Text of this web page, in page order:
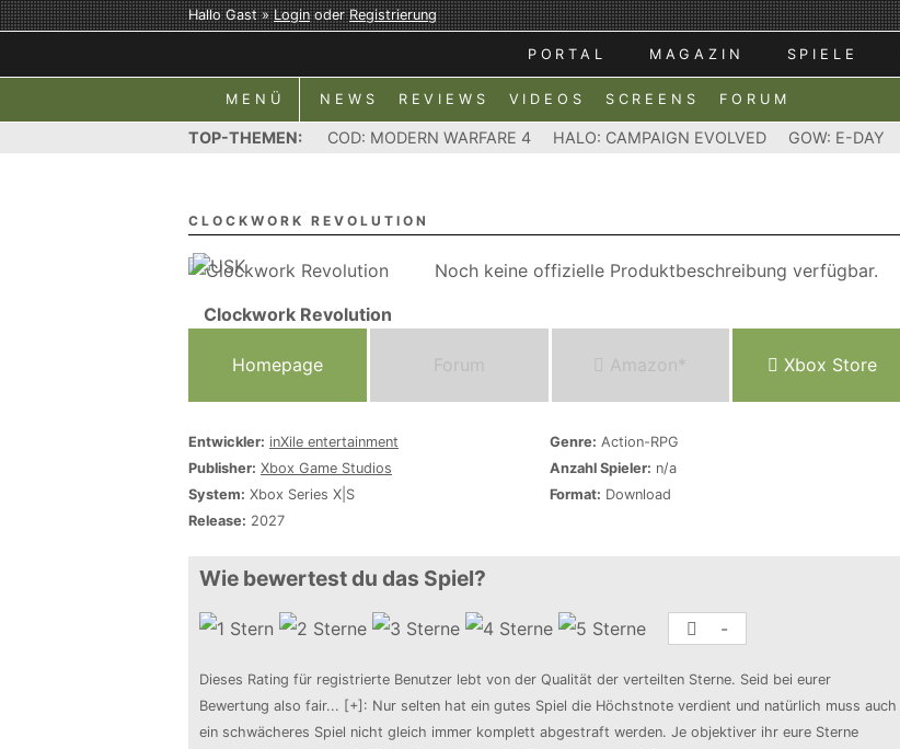
Hallo Gast »LoginoderRegistrierung
PORTAL MAGAZIN SPIELE
MENÜ NEWS REVIEWS VIDEOS SCREENS FORUM
TOP-THEMEN: COD: MODERN WARFARE 4 HALO: CAMPAIGN EVOLVED GOW: E-DAY
CLOCKWORK REVOLUTION
Clockwork Revolution
Noch keine offizielle Produktbeschreibung verfügbar.
Homepage Forum Amazon* Xbox Store
Entwickler: inXile entertainment
Publisher: Xbox Game Studios
System: Xbox Series X|S
Genre: Action-RPG
Anzahl Spieler: n/a
Format: Download
Release: 2027
Wie bewertest du das Spiel?
-
Dieses Rating für registrierte Benutzer lebt von der Qualität der verteilten Sterne. Seid bei eurer
Bewertung also fair... [+] : Nur selten hat ein gutes Spiel die Höchstnote verdient und natürlich muss auch
ein schwächeres Spiel nicht gleich immer komplett abgestraft werden. Je objektiver ihr eure Sterne